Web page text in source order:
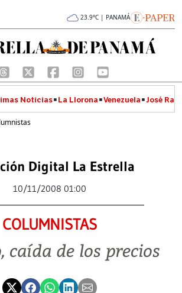
23.9°C | PANAMÁ
Noticias La Llorona Venezuela José
Digital La Estrella
10/11/2008 01:00
COLUMNISTAS
caída de los precios